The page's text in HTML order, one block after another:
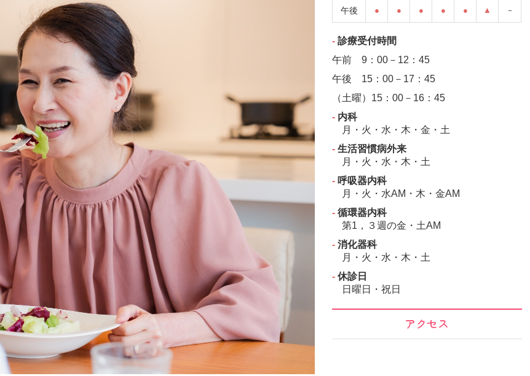
午後 ● ● ● ● ● ▲ －
‐ 診療受付時間
午前 9：00－12：45
午後 15：00－17：45
（土曜） 15：00－ 16：45
‐ 内科
月・火・水・木・金・土
‐ 生活習慣病外来
月・火・水・木・土
‐ 呼吸器内科
月・火・水AM・木・金AM
‐ 循環器内科
第1，３週の金・土AM
‐ 消化器科
月・火・水・木・土
‐ 休診日
日曜日・祝日
アクセス